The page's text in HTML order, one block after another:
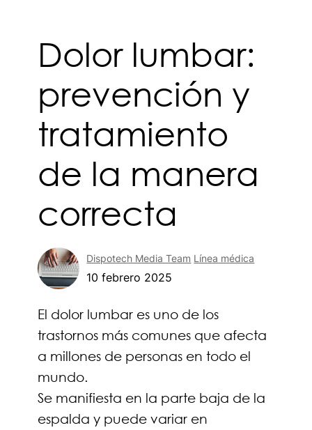
Dolor lumbar:
prevención y
tratamiento
de la manera
correcta
Dispotech Media Team Línea médica
10 febrero 2025
El dolor lumbar es uno de los
trastornos más comunes que afecta
a millones de personas en todo el
mundo.
Se manifiesta en la parte baja de la
espalda y puede variar en